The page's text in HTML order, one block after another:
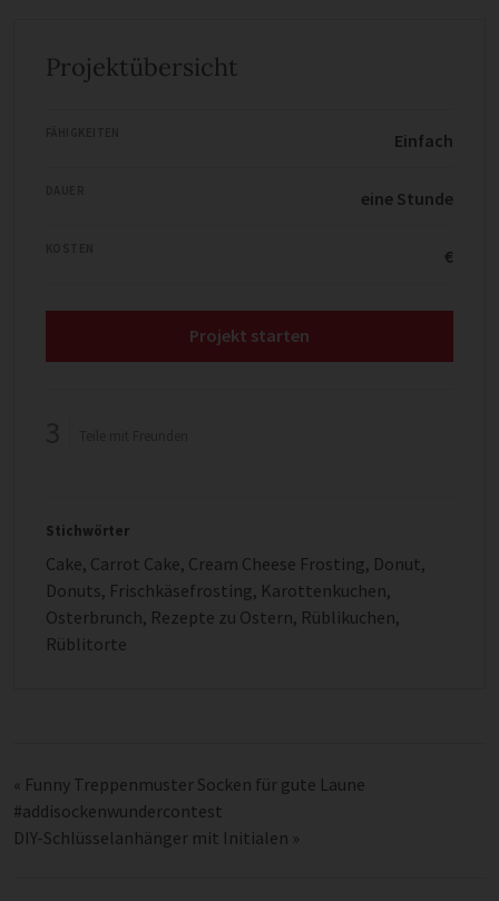
Projektübersicht
Einfach
eine Stunde
€
Projekt starten
Stichwörter
Cake, Carrot Cake, Cream Cheese Frosting, Donut,
Donuts, Frischkäsefrosting, Karottenkuchen,
Osterbrunch, Rezepte zu Ostern, Rüblikuchen,
Rüblitorte
« Funny Treppenmuster Socken für gute Laune
#addisockenwundercontest
DIY-Schlüsselanhänger mit Initialen »